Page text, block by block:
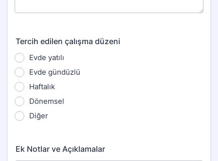
Tercih edilen çalışma düzeni
Evde yatılı
Evde gündüzlü
Haftalık
Dönemsel
Diğer
Ek Notlar ve Açıklamalar